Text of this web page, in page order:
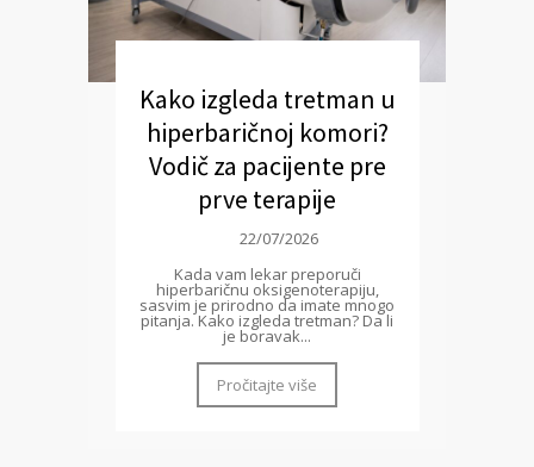
Kako izgleda tretman u
hiperbaričnoj komori?
Vodič za pacijente pre
prve terapije
22/07/2026
Kada vam lekar preporuči
hiperbaričnu oksigenoterapiju,
sasvim je prirodno da imate mnogo
pitanja. Kako izgleda tretman? Da li
je boravak...
Pročitajte više